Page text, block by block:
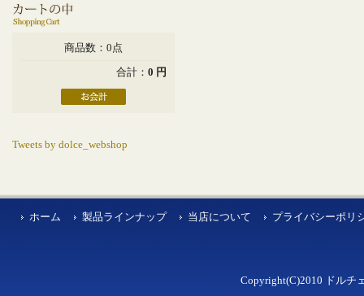
商品数：0点
合計： 0 円
Tweets by dolce_webshop
ホーム 製品ラインナップ 当店について プライバシーポリ
Copyright(C)2010 ドルチ